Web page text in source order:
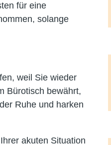
für eine
solange
weil Sie wieder
Bürotisch bewährt,
Ruhe und harken
akuten Situation